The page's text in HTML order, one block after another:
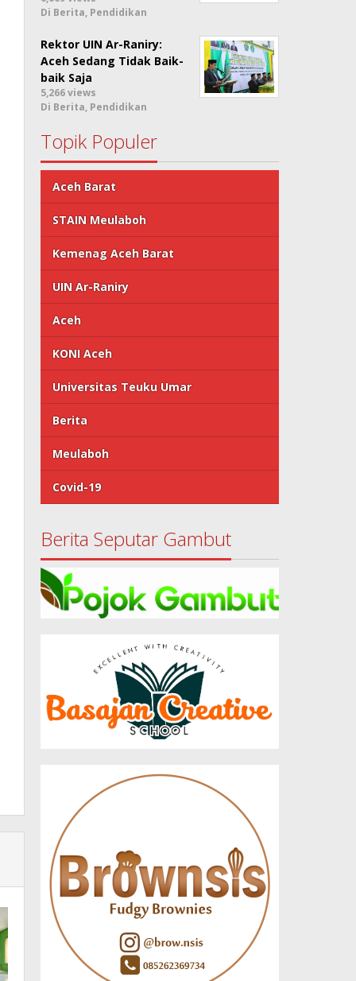
Di Berita, Pendidikan
Rektor UIN Ar-Raniry:
Aceh Sedang Tidak Baik-
baik Saja
5,266 views
Di Berita, Pendidikan
Topik Populer
Aceh Barat
STAIN Meulaboh
Kemenag Aceh Barat
UIN Ar-Raniry
Aceh
KONI Aceh
Universitas Teuku Umar
Berita
Meulaboh
Covid-19
Berita Seputar Gambut